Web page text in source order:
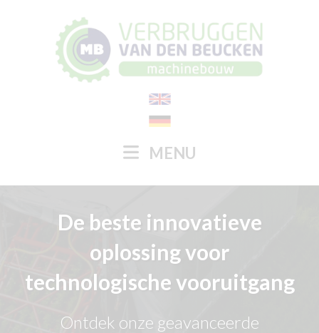
MENU
De beste innovatieve
oplossing voor
technologische vooruitgang
Ontdek onze geavanceerde